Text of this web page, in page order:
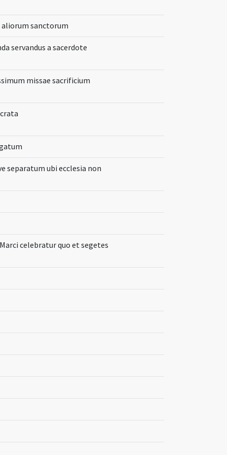
sanctorum
servandus a sacerdote
missae sacrificium
separatum ubi ecclesia non
celebratur quo et segetes